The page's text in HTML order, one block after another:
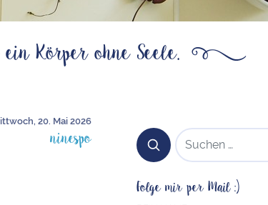
Körper ohne Seele. ß
20. Mai 2026
ninespo SUCHEN NACH:
Folge mir per Mail :)